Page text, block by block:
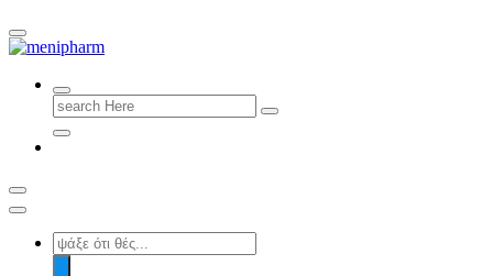
shop 2 easily
Search
for:
Products
search